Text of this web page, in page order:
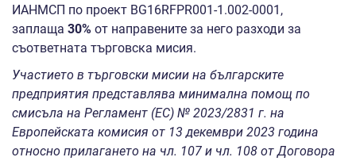
ИАНМСП по проект BG16RFPR001-1.002-0001,
заплаща 30% от направените за него разходи за
съответната търговска мисия.
Участието в търговски мисии на българските
предприятия представлява минимална помощ по
смисъла на Регламент (ЕС) № 2023/2831 г. на
Европейската комисия от 13 декември 2023 година
относно прилагането на чл. 107 и чл. 108 от Договора